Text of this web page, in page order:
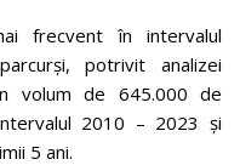
frecvent în intervalul
potrivit analizei
volum de 645.000 de
2010 – 2023 și
5 ani.